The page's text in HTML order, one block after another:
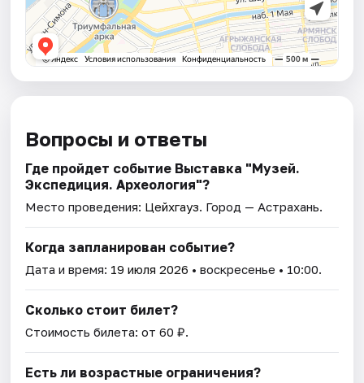
Вопросы и ответы
Где пройдет событие Выставка "Музей.
Экспедиция. Археология"?
Место проведения: Цейхгауз. Город — Астрахань.
Когда запланирован событие?
Дата и время: 19 июля 2026 • воскресенье • 10:00.
Сколько стоит билет?
Стоимость билета: от 60 ₽.
Есть ли возрастные ограничения?